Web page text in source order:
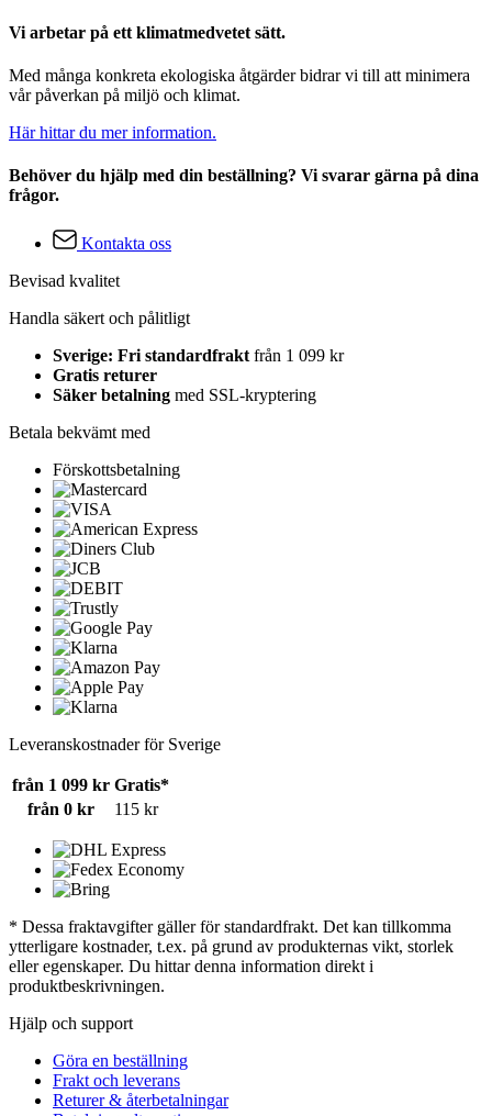
Vi arbetar på ett klimatmedvetet sätt.
Med många konkreta ekologiska åtgärder bidrar vi till att minimera
vår påverkan på miljö och klimat.
Här hittar du mer information.
Behöver du hjälp med din beställning? Vi svarar gärna på dina
frågor.
Kontakta oss
Bevisad kvalitet
Handla säkert och pålitligt
Sverige: Fri standardfrakt från 1 099 kr
Gratis returer
Säker betalning med SSL-kryptering
Betala bekvämt med
Förskottsbetalning
Leveranskostnader för Sverige
från 1 099 kr Gratis*
från 0 kr
115 kr
* Dessa fraktavgifter gäller för standardfrakt. Det kan tillkomma
ytterligare kostnader, t.ex. på grund av produkternas vikt, storlek
eller egenskaper. Du hittar denna information direkt i
produktbeskrivningen.
Hjälp och support
Göra en beställning
Frakt och leverans
Returer & återbetalningar